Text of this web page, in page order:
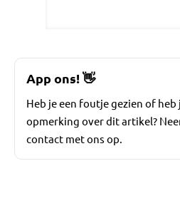
App ons!👋
Heb je een foutje gezien of heb
opmerking over dit artikel?
contact met ons op.